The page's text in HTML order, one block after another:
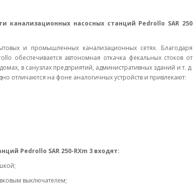
канализационных насосных станций Pedrollo SAR 250
и промышленных канализационных сетях. Благодаря
обеспечивается автономная откачка фекальных стоков от
в санузлах предприятий, административных зданий и т. д.
отличаются на фоне аналогичных устройств и привлекают:
Pedrollo SAR 250-RXm 3 входят:
выключателем;